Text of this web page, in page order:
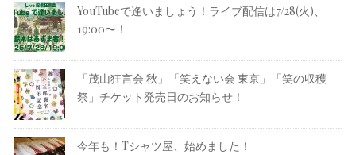
YouTubeで逢いましょう！ライブ配信は7/28(火)、
19:00〜！
「茂山狂言会 秋」「笑えない会 東京」「笑の収穫
祭」チケット発売日のお知らせ！
今年も！Tシャツ屋、始めました！